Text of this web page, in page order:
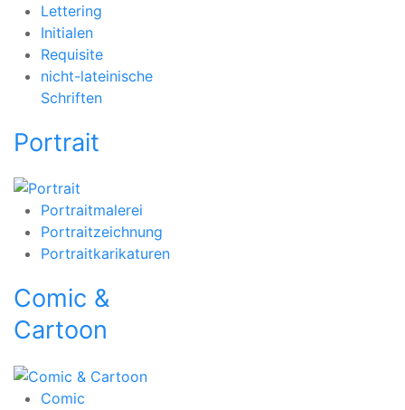
Lettering
Initialen
Requisite
nicht-lateinische
Schriften
Portrait
Portraitmalerei
Portraitzeichnung
Portraitkarikaturen
Comic &
Cartoon
Comic